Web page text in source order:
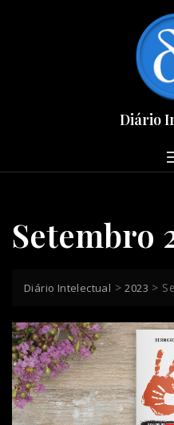
Diário
Setembro
Diário Intelectual >2023 >